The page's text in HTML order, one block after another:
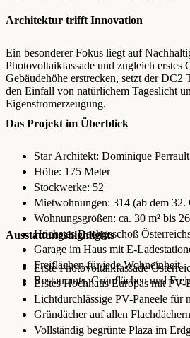
Architektur trifft Innovation
Ein besonderer Fokus liegt auf
Photovoltaikfassade und zugleich erstes
Gebäudehöhe erstrecken, setzt der
den Einfall von natürlichem Tageslicht
Eigenstromerzeugung.
Das Projekt im Überblick
Star Architekt: Dominique Perrault
Höhe: 175 Meter
Stockwerke: 52
Mietwohnungen: 314 (ab dem 32.
Wohnungsgrößen: ca. 30 m² bis
Höchstes Dachgeschoß
Garage im Haus mit E-
Freiflächen für jede Wohneinheit
Restaurants, Grünflächen und
Ausstattungshighlights
Erste Photovoltaikfassade
Erstes Hochhaus Europas mit PV-
Lichtdurchlässige PV-Paneele für
Gründächer auf allen Flachdächern
Vollständig begrünte Plaza im